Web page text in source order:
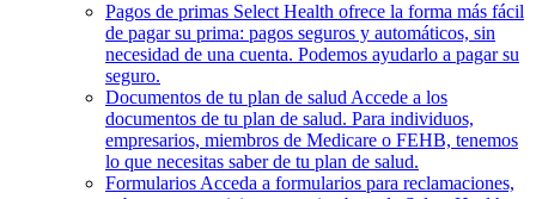
Pagos de primas Select Health ofrece la forma más fácil
de pagar su prima: pagos seguros y automáticos, sin
necesidad de una cuenta. Podemos ayudarlo a pagar su
seguro.
Documentos de tu plan de salud Accede a los
documentos de tu plan de salud. Para individuos,
empresarios, miembros de Medicare o FEHB, tenemos
lo que necesitas saber de tu plan de salud.
Formularios Acceda a formularios para reclamaciones,